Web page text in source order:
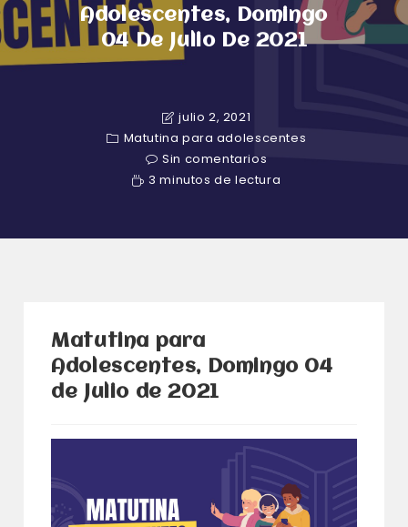
Adolescentes, Domingo
04 De Julio De 2021
julio 2, 2021
Matutina para adolescentes
Sin comentarios
3 minutos de lectura
Matutina para
Adolescentes, Domingo 04
de Julio de 2021